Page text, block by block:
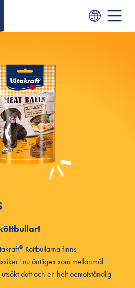
® Köttbullarna finns
nu äntligen som mellanmål
doft och en helt oemotståndlig